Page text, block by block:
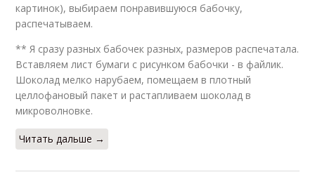
картинок), выбираем понравившуюся бабочку,
распечатываем.
** Я сразу разных бабочек разных, размеров распечатала.
Вставляем лист бумаги с рисунком бабочки - в файлик.
Шоколад мелко нарубаем, помещаем в плотный
целлофановый пакет и растапливаем шоколад в
микроволновке.
Читать дальше →